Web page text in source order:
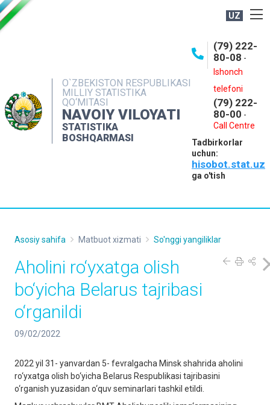
UZ
O`ZBEKISTON RESPUBLIKASI
MILLIY STATISTIKA
QO‘MITASI
NAVOIY VILOYATI
STATISTIKA
BOSHQARMASI
(79) 222-
80-08 -
Ishonch
telefoni
(79) 222-
80-00 -
Call Centre
Tadbirkorlar
uchun:
hisobot.stat.uz
ga o'tish
OCHIQ MA'LUMOTLAR
INTERAKTIV XIZMATLAR
MUROJAATLAR
Asosiy sahifa Matbuot xizmati So'nggi yangiliklar
Aholini ro‘yxatga olish
bo‘yicha Belarus tajribasi
o‘rganildi
09/02/2022
2022 yil 31- yanvardan 5- fevralgacha Minsk shahrida aholini
ro‘yxatga olish bo‘yicha Belarus Respublikasi tajribasini
o‘rganish yuzasidan o‘quv seminarlari tashkil etildi.